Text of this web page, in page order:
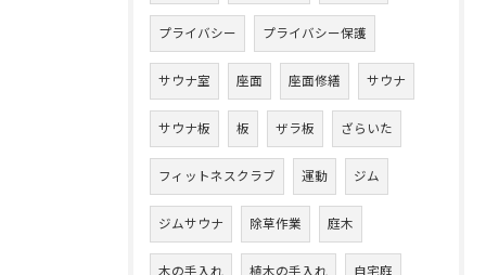
プライバシー プライバシー保護
サウナ室 座面 座面修繕 サウナ
サウナ板 板 ザラ板 ざらいた
フィットネスクラブ 運動 ジム
ジムサウナ 除草作業 庭木
木の手入れ 植木の手入れ 自宅庭